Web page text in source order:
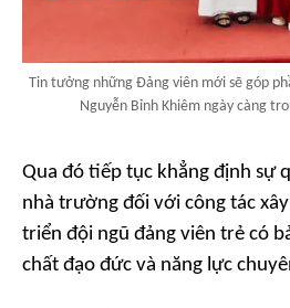
Tin tưởng những Đảng viên mới sẽ góp
Nguyễn Bỉnh Khiêm ngày càng
Qua đó tiếp tục khẳng định sự
nhà trường đối với công tác
triển đội ngũ đảng viên trẻ có
chất đạo đức và năng lực